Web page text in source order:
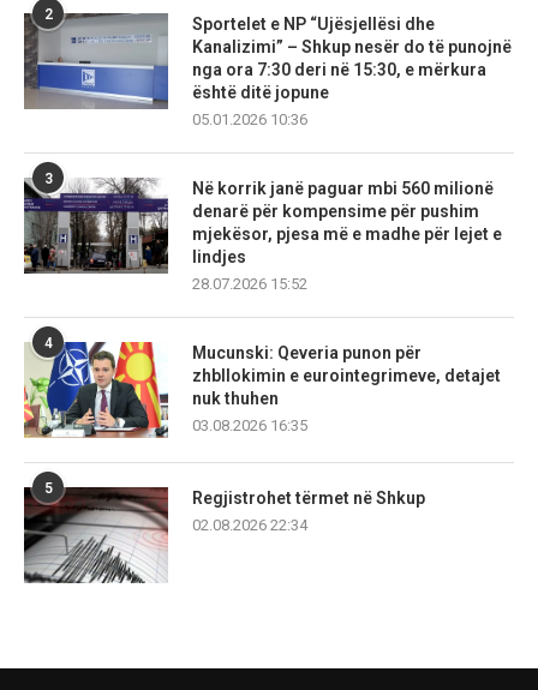
2
Sportelet e NP “Ujësjellësi dhe
Kanalizimi” – Shkup nesër do të punojnë
nga ora 7:30 deri në 15:30, e mërkura
është ditë jopune
05.01.2026 10:36
3
Në korrik janë paguar mbi 560 milionë
denarë për kompensime për pushim
mjekësor, pjesa më e madhe për lejet e
lindjes
28.07.2026 15:52
4
Mucunski: Qeveria punon për
zhbllokimin e eurointegrimeve, detajet
nuk thuhen
03.08.2026 16:35
5
Regjistrohet tërmet në Shkup
02.08.2026 22:34